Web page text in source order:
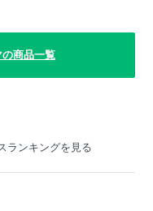
の商品一覧
ランキングを見る